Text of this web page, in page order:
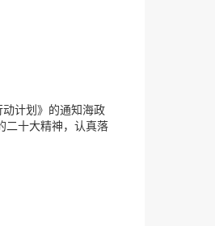
计划》的通知海政
二十大精神，认真落